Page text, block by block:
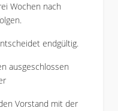
Wochen nach
endgültig.
ausgeschlossen
Vorstand mit der